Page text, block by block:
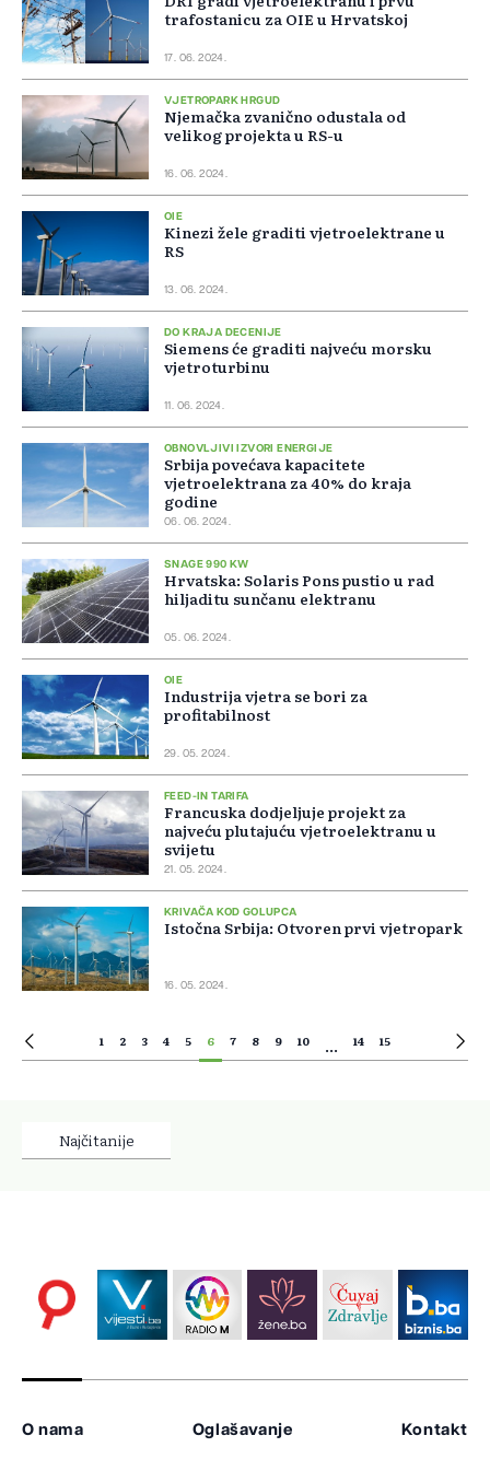
trafostanicu za OIE u Hrvatskoj
17. 06. 2024.
VJETROPARK HRGUD
Njemačka zvanično odustala od
velikog projekta u RS-u
16. 06. 2024.
OIE
Kinezi žele graditi vjetroelektrane u
RS
13. 06. 2024.
DO KRAJA DECENIJE
Siemens će graditi najveću morsku
vjetroturbinu
11. 06. 2024.
OBNOVLJIVI IZVORI ENERGIJE
Srbija povećava kapacitete
vjetroelektrana za 40% do kraja
godine
06. 06. 2024.
SNAGE 990 KW
Hrvatska: Solaris Pons pustio u rad
hiljaditu sunčanu elektranu
05. 06. 2024.
OIE
Industrija vjetra se bori za
profitabilnost
29. 05. 2024.
FEED-IN TARIFA
Francuska dodjeljuje projekt za
najveću plutajuću vjetroelektranu u
svijetu
21. 05. 2024.
KRIVAČA KOD GOLUPCA
Istočna Srbija: Otvoren prvi vjetropark
16. 05. 2024.
1 2 3 4 5 6 7 8 9 10 ... 14 15
Najčitanije
O nama Oglašavanje Kontakt